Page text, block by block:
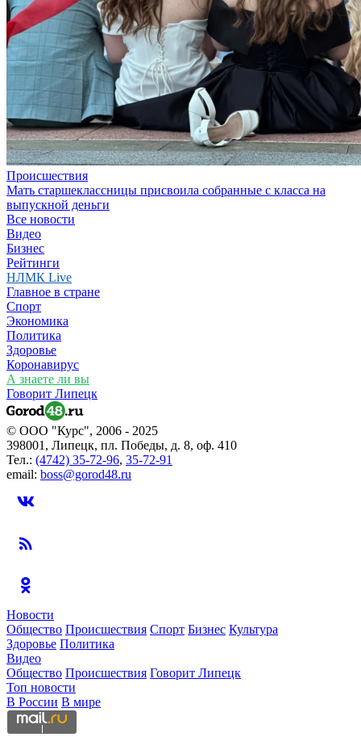
Происшествия
Мать старшеклассницы присвоила собранные с класса на
выпускной деньги
Все новости
Видео
Бизнес
Рейтинги
НЛМК Live
Главное в стране
Спорт
Экономика
Политика
Здоровье
Коронавирус
А знаете ли вы
Говорит Липецк
© ООО "Курс", 2006 - 2025
398001, Липецк, пл. Победы, д. 8, оф. 410
Тел.: (4742) 35-72-96, 35-72-91
email: boss@gorod48.ru
Новости
Общество Происшествия Спорт Бизнес Культура
Здоровье Политика
Видео
Общество Происшествия Говорит Липецк
Топ новости
В России В мире